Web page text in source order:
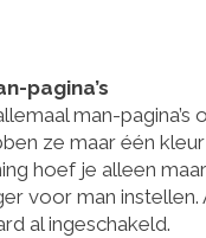
pagina’s
man-
ze maar één
hoef je alleen
voor man
al ingeschakeld.